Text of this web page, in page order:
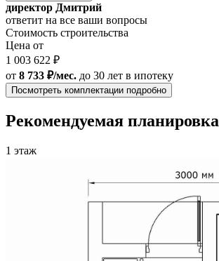
директор Дмитрий
ответит на все ваши вопросы
Стоимость строительства
Цена от
1 003 622 ₽
от 8 733 ₽/мес. до 30 лет в ипотеку
Посмотреть комплектации подробно
Рекомендуемая планировка
1 этаж